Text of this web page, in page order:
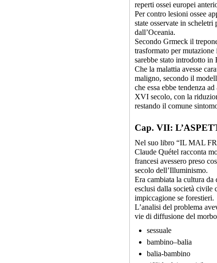
reperti ossei europei
Per contro lesioni ossee
state osservate in
dall’Oceania.
Secondo Grmeck il
trasformato per
sarebbe stato introdotto
Che la malattia avesse
maligno, secondo il
che essa ebbe tendenza
XVI secolo, con la
restando il comune
Cap. VII:
Nel suo libro “IL MAL
Claude Quétel racconta
francesi avessero preso
secolo dell’Illuminismo.
Era cambiata la cultura
esclusi dalla società civile
impiccagione se forestieri.
L’analisi del problema
vie di diffusione del
sessuale
bambino–balia
balia-bambino